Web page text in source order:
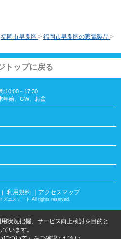
福岡市早良区 > 福岡市早良区の家電製品 >
トップに戻る
:10:00～17:30
年始、GW、お盆
｜ 利用規約 ｜アクセスマップ
ズエステート All rights reserved.
状況把握、サービス向上検討を目的と
います。